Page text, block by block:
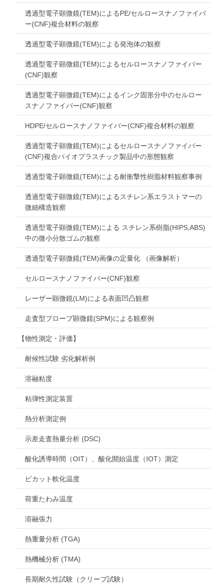
透過型電子顕微鏡(TEM)によるPE/セルロースナノファイバ
ー(CNF)複合材料の観察
透過型電子顕微鏡(TEM)による発泡体の観察
透過型電子顕微鏡(TEM)によるセルロースナノファイバー
(CNF)観察
透過型電子顕微鏡(TEM)によるインク固形分中のセルロー
スナノファイバー(CNF)観察
HDPE/セルロースナノファイバー(CNF)複合材料の観察
透過型電子顕微鏡(TEM)によるセルロースナノファイバー
(CNF)複合バイオプラスチック製品中の形態観察
透過型電子顕微鏡(TEM)による耐衝撃性樹脂材料観察事例
透過型電子顕微鏡(TEM)によるスチレン系エラストマーの
微細構造観察
透過型電子顕微鏡(TEM)による スチレン系樹脂(HIPS,ABS)
中の微小分散ゴムの観察
透過型電子顕微鏡(TEM)画像の定量化 （画像解析）
セルロースナノファイバー(CNF)観察
レーザー顕微鏡(LM)による表面凹凸観察
走査型プローブ顕微鏡(SPM)による観察例
【物性測定・評価】
耐候性試験 劣化解析例
溶融粘度
粘弾性測定装置
熱分析測定例
示差走査熱量分析 (DSC)
酸化誘導時間（OIT）、酸化開始温度（IOT）測定
ビカット軟化温度
荷重たわみ温度
溶融張力
熱重量分析 (TGA)
熱機械分析 (TMA)
長期耐久性試験（クリープ試験）